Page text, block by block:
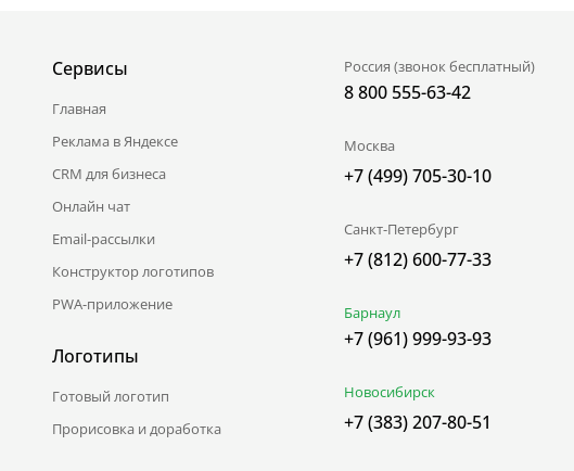
Сервисы
Главная
Реклама в Яндексе
CRM для бизнеса
Онлайн чат
Email-рассылки
Конструктор логотипов
PWA-приложение
Логотипы
Готовый логотип
Прорисовка и доработка
Россия (звонок бесплатный)
8 800 555-63-42
Москва
+7 (499) 705-30-10
Санкт-Петербург
+7 (812) 600-77-33
Барнаул
+7 (961) 999-93-93
Новосибирск
+7 (383) 207-80-51